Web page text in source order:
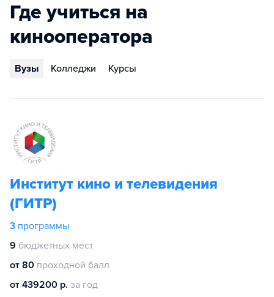
Где учиться на
кинооператора
Вузы Колледжи Курсы
Институт кино и телевидения
(ГИТР)
3 программы
9 бюджетных мест
от 80 проходной балл
от 439200 р. за год